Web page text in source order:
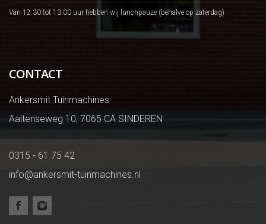
Van 12.30 tot 13.00 uur hebben wij lunchpauze (behalve op zaterdag)
CONTACT
Ankersmit Tuinmachines
Aaltenseweg 10, 7065 CA SINDEREN
0315 - 61 75 42
info@ankersmit-tuinmachines.nl